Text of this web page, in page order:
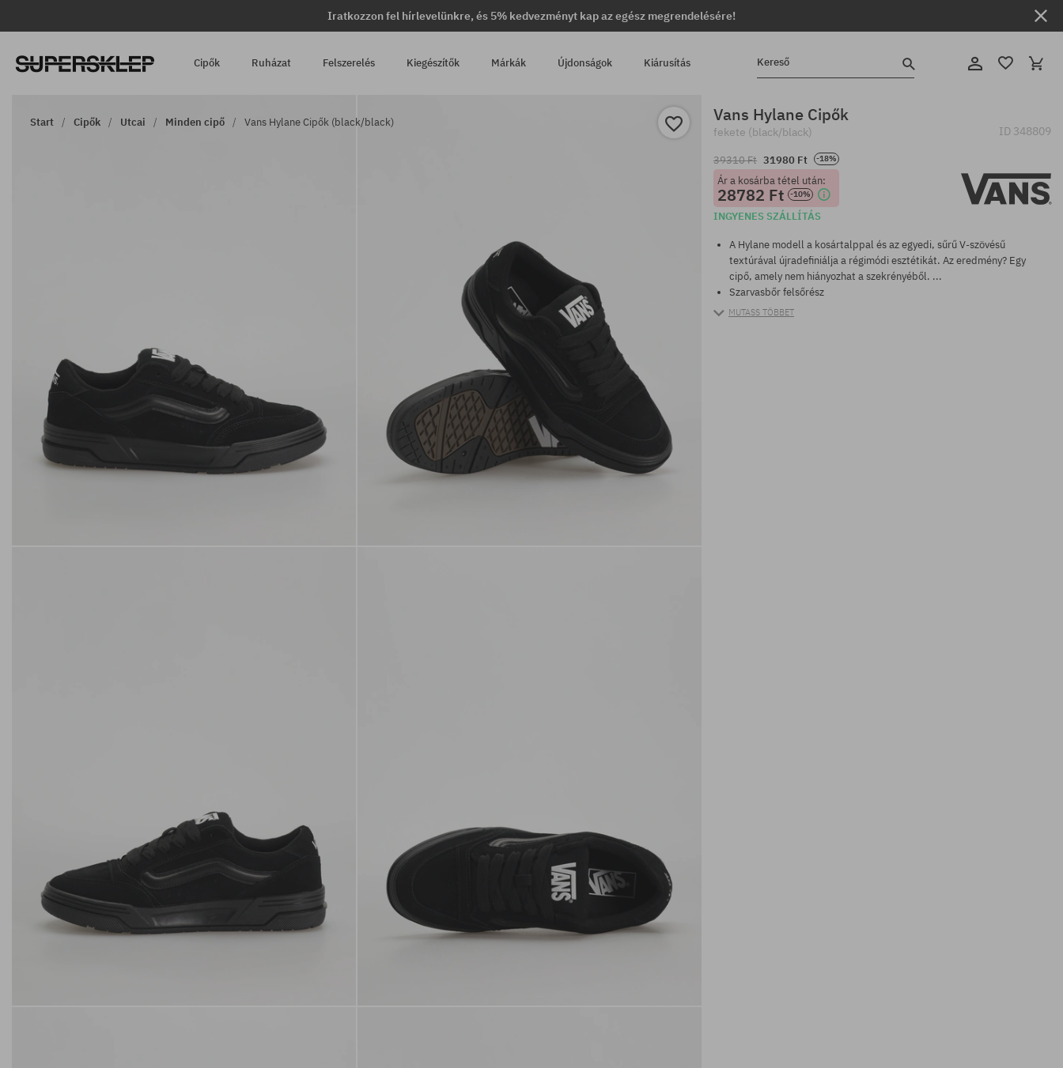
Iratkozzon fel hírlevelünkre, és 5% kedvezményt kap az egész megrendelésére!
Cipők Ruházat Felszerelés Kiegészítők Márkák Újdonságok Kiárusítás Kereső
Start Cipők Utcai Minden cipő Vans Hylane Cipők (black/black) Vans Hylane Cipők
fekete (black/black) ID 348809
39310 Ft 31980 Ft -18%
Ár a kosárba tétel után:
28782 Ft -10%
INGYENES SZÁLLÍTÁS
A Hylane modell a kosártalppal és az egyedi, sűrű V-szövésű
textúrával újradefiniálja a régimódi esztétikát. Az eredmény? Egy
cipő, amely nem hiányozhat a szekrényéből. ...
Szarvasbőr felsőrész
MUTASS TÖBBET